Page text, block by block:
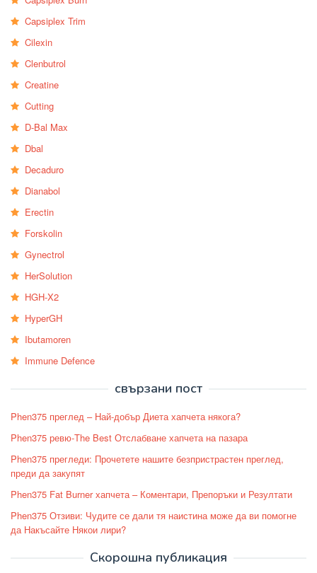
Capsiplex Trim
Cilexin
Clenbutrol
Creatine
Cutting
D-Bal Max
Dbal
Decaduro
Dianabol
Erectin
Forskolin
Gynectrol
HerSolution
HGH-X2
HyperGH
Ibutamoren
Immune Defence
свързани пост
Phen375 преглед – Най-добър Диета хапчета някога?
Phen375 ревю-The Best Отслабване хапчета на пазара
Phen375 прегледи: Прочетете нашите безпристрастен преглед,
преди да закупят
Phen375 Fat Burner хапчета – Коментари, Препоръки и Резултати
Phen375 Отзиви: Чудите се дали тя наистина може да ви помогне
да Накъсайте Някои лири?
Скорошна публикация